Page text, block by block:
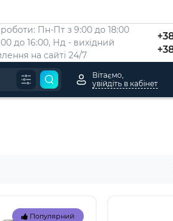
роботи: Пн-Пт з 9:00 до 18:00
до 16:00, Нд - вихідний
на сайтi 24/7
Вітаємо,
увійдіть в кабінет
Популярний